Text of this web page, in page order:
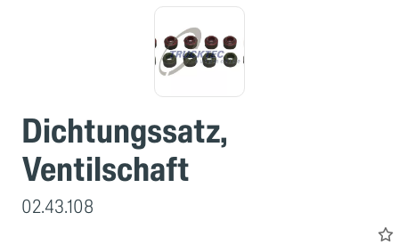
Dichtungssatz,
Ventilschaft
02.43.108